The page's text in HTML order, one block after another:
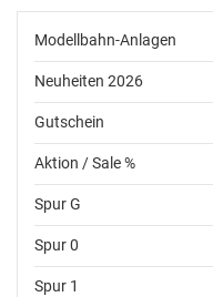
Modellbahn-Anlagen
Neuheiten 2026
Gutschein
Aktion / Sale %
Spur G
Spur 0
Spur 1